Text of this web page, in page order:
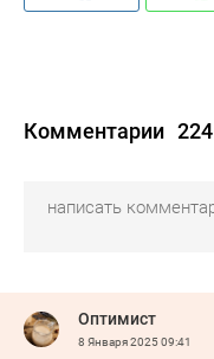
Комментарии 224
Оптимист
8 Января 202509:41